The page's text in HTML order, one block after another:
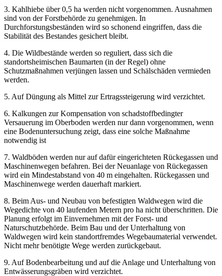
3. Kahlhiebe über 0,5 ha werden nicht vorgenommen. Ausnahmen
sind von der Forstbehörde zu genehmigen. In
Durchforstungsbeständen wird so schonend eingriffen, dass die
Stabilität des Bestandes gesichert bleibt.
4. Die Wildbestände werden so reguliert, dass sich die
standortsheimischen Baumarten (in der Regel) ohne
Schutzmaßnahmen verjüngen lassen und Schälschäden vermieden
werden.
5. Auf Düngung als Mittel zur Ertragssteigerung wird verzichtet.
6. Kalkungen zur Kompensation von schadstoffbedingter
Versauerung im Oberboden werden nur dann vorgenommen, wenn
eine Bodenuntersuchung zeigt, dass eine solche Maßnahme
notwendig ist
7. Waldböden werden nur auf dafür eingerichteten Rückegassen und
Maschinenwegen befahren. Bei der Neuanlage von Rückegassen
wird ein Mindestabstand von 40 m eingehalten. Rückegassen und
Maschinenwege werden dauerhaft markiert.
8. Beim Aus- und Neubau von befestigten Waldwegen wird die
Wegedichte von 40 laufenden Metern pro ha nicht überschritten. Die
Planung erfolgt im Einvernehmen mit der Forst- und
Naturschutzbehörde. Beim Bau und der Unterhaltung von
Waldwegen wird kein standortfremdes Wegebaumaterial verwendet.
Nicht mehr benötigte Wege werden zurückgebaut.
9. Auf Bodenbearbeitung und auf die Anlage und Unterhaltung von
Entwässerungsgräben wird verzichtet.